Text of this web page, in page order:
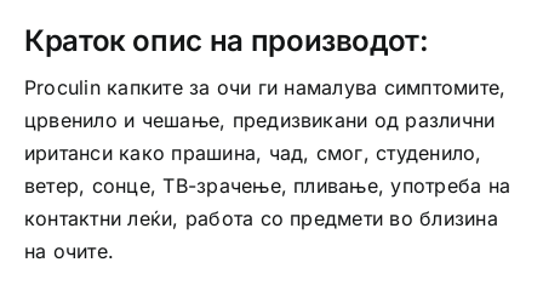
Краток опис на производот:
Proculin капките за очи ги намалува симптомите,
црвенило и чешање, предизвикани од различни
иританси како прашина, чад, смог, студенило,
ветер, сонце, ТВ-зрачење, пливање, употреба на
контактни леќи, работа со предмети во близина
на очите.